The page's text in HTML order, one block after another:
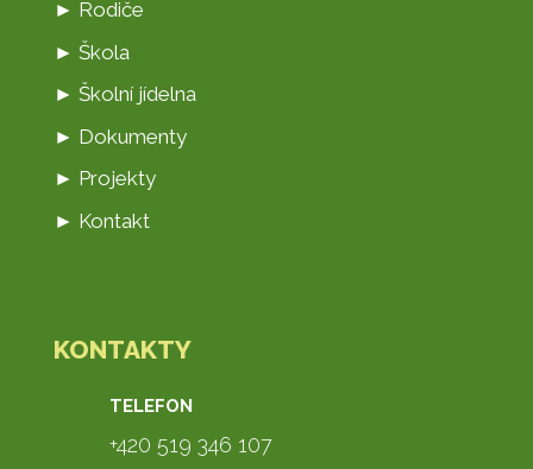
► Rodiče
► Škola
► Školní jídelna
► Dokumenty
► Projekty
► Kontakt
KONTAKTY
TELEFON
+420 519 346 107